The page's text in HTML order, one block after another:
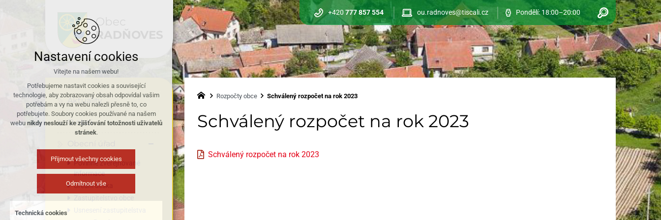
Obec
RADŇOVES
+420 777 857 554 ou.radnoves@tiscali.cz Pondělí: 18:00–20:00
Rozpočty obce Schválený rozpočet na rok 2023
Schválený rozpočet na rok 2023
Schválený rozpočet na rok 2023
Aktuality
O obci
Povinně zveřejňované
informace
Úřední deska
Nastavení cookies
Vítejte na našem webu!
Potřebujeme nastavit cookies a související
technologie, aby zobrazovaný obsah odpovídal vašim
potřebám a vy na webu nalezli přesně to, co
potřebujete. Soubory cookies používané na našem
webu nikdy neslouží ke zjišťování totožnosti uživatelů
stránek.
Přijmout všechny cookies
Odmítnout vše
Technická cookies